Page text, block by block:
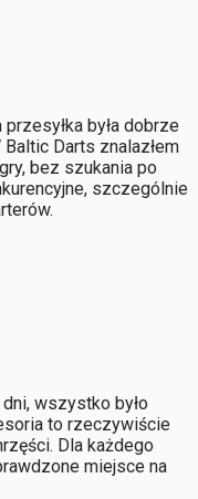
była dobrze
Darts znalazłem
bez szukania po
szczególnie
wszystko było
to rzeczywiście
Dla każdego
miejsce na